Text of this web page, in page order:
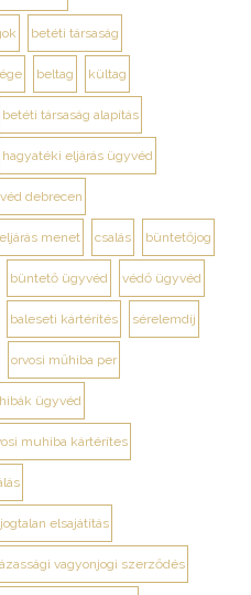
betéti társaság
beltag kültag
betéti társaság alapítás
hagyatéki eljárás ügyvéd
debrecen
menet csalás büntetőjog
büntető ügyvéd védő ügyvéd
baleseti kártérítés sérelemdíj
orvosi műhiba per
ügyvéd
muhiba kártérítes
jogtalan elsajátítás
vagyonjogi szerződés